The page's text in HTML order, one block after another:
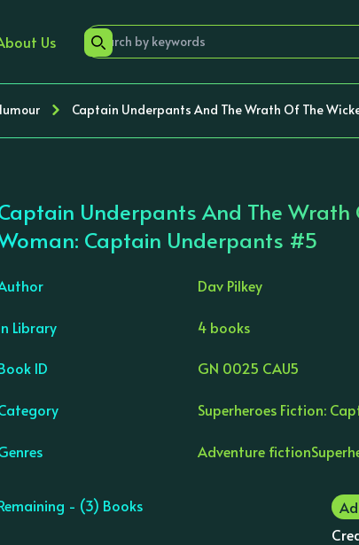
Us
Captain Underpants And The Wrath Of The
Underpants And The Wrath
Captain Underpants #5
Dav Pilkey
Library 4 books
ID GN 0025 CAU5
Superheroes Fiction:
Adventure fiction
- (3) Books